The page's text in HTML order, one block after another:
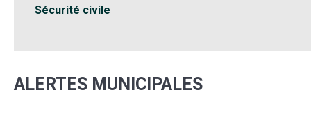
Sécurité civile
ALERTES MUNICIPALES